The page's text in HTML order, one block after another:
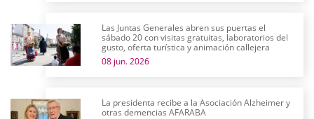
Las Juntas Generales abren sus puertas el
sábado 20 con visitas gratuitas, laboratorios del
gusto, oferta turística y animación callejera
08 jun. 2026
La presidenta recibe a la Asociación Alzheimer y
otras demencias AFARABA